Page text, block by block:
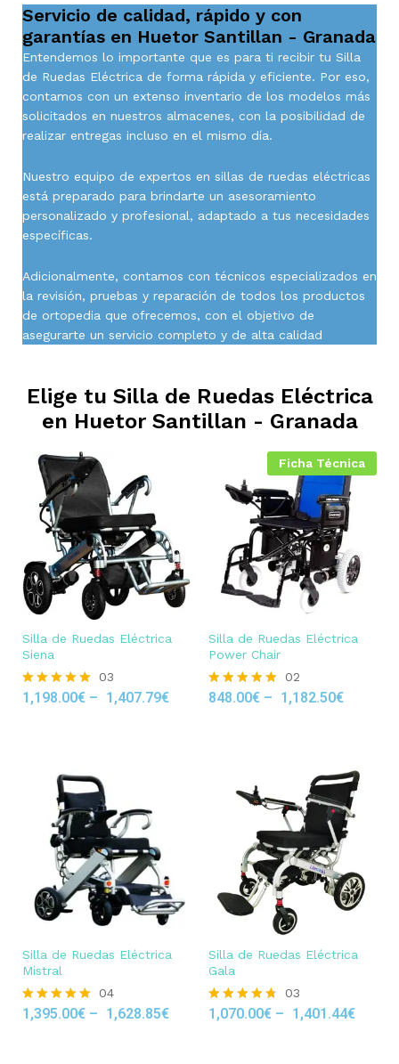
Servicio de calidad, rápido y con
garantías en Huetor Santillan - Granada
Entendemos lo importante que es para ti recibir tu Silla
de Ruedas Eléctrica de forma rápida y eficiente. Por eso,
contamos con un extenso inventario de los modelos más
solicitados en nuestros almacenes, con la posibilidad de
realizar entregas incluso en el mismo día.
Nuestro equipo de expertos en sillas de ruedas eléctricas
está preparado para brindarte un asesoramiento
personalizado y profesional, adaptado a tus necesidades
específicas.
Adicionalmente, contamos con técnicos especializados en
la revisión, pruebas y reparación de todos los productos
de ortopedia que ofrecemos, con el objetivo de
asegurarte un servicio completo y de alta calidad
Elige tu Silla de Ruedas Eléctrica
en Huetor Santillan - Granada
Silla de Ruedas Eléctrica
Siena
Rated
03
1,198.00€ – 1,407.79€
Ficha Técnica
Silla de Ruedas Eléctrica
Power Chair
Rated
02
848.00€ – 1,182.50€
Silla de Ruedas Eléctrica
Mistral
Rated
04
1,395.00€ – 1,628.85€
Silla de Ruedas Eléctrica
Gala
Rated
03
1,070.00€ – 1,401.44€